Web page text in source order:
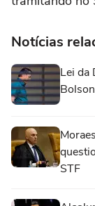
Notícias
Lei da
STF